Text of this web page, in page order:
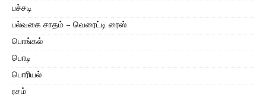
பச்சடி
பல்வகை சாதம் – வெரைட்டி ரைஸ்
பொங்கல்
பொடி
பொரியல்
ரசம்